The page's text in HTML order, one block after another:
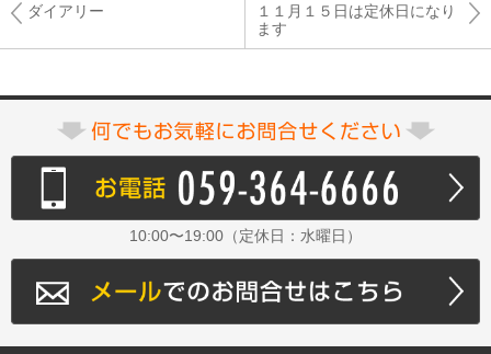
ダイアリー
１１月１５日は定休日になり
ます
10:00〜19:00（定休日：水曜日）